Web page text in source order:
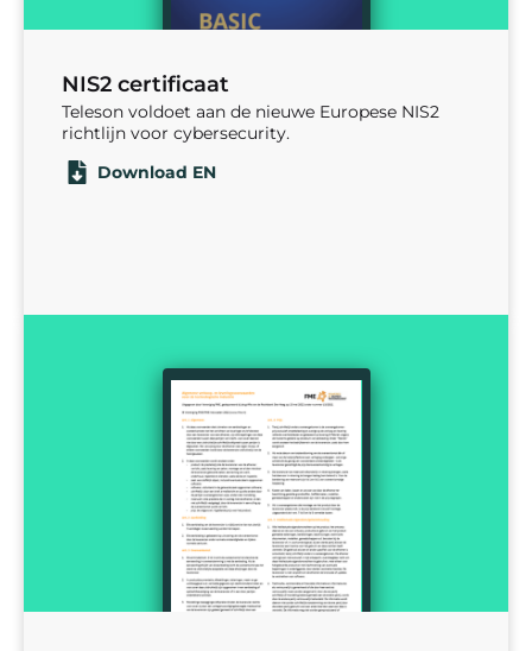
NIS2 certificaat
Teleson voldoet aan de nieuwe Europese NIS2
richtlijn voor cybersecurity.
Download EN